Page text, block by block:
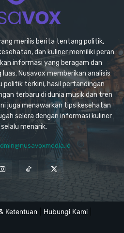
merilis berita tentang politik,
dan kuliner memiliki peran
informasi yang beragam dan
Nusavox memberikan analisis
politik terkini, hasil pertandingan
terbaru di dunia musik dan tren
juga menawarkan tips kesehatan
selera dengan informasi kuliner
menarik.
Ketentuan Hubungi Kami